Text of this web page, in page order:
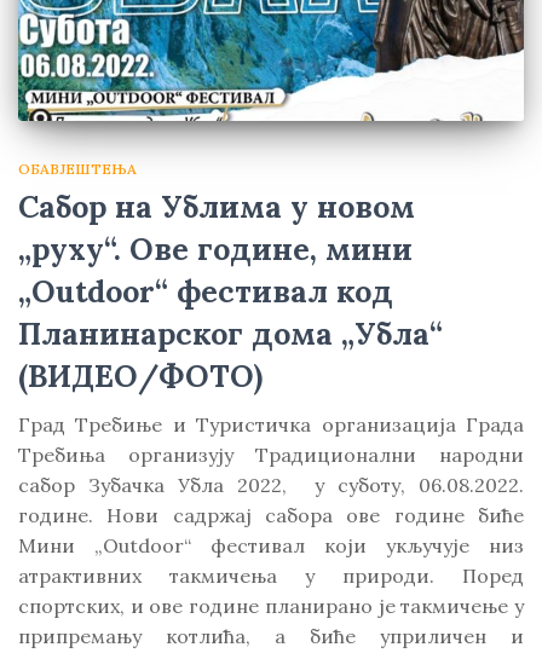
ОБАВЈЕШТЕЊА
Сабор на Ублима у новом
„руху“. Ове године, мини
„Outdoor“ фестивал код
Планинарског дома „Убла“
(ВИДЕО/ФОТО)
Град Требиње и Туристичка организација Града
Требиња организују Традиционални народни
сабор Зубачка Убла 2022, у суботу, 06.08.2022.
године. Нови садржај сабора ове године биће
Мини „Outdoor“ фестивал који укључује низ
атрактивних такмичења у природи. Поред
спортских, и ове године планирано је такмичење у
припремању котлића, а биће уприличен и